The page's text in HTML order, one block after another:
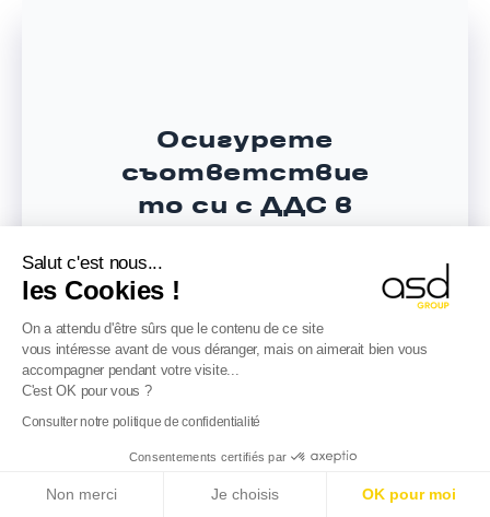
Salut c'est nous...
les Cookies !
On a attendu d'être sûrs que le contenu de ce site
vous intéresse avant de vous déranger, mais on aimerait bien vous
accompagner pendant votre visite...
C'est OK pour vous ?
Consulter notre politique de confidentialité
Consentements certifiés par
Non merci Je choisis OK pour moi
Осигурете
съответствие
то си с ДДС в
Предвидете рисковете чрез
одит на ДДС
и анализ на
вашите фактуриращи потоци.
Възползвайте се от
специалистите от ASD Group,
за да структурирате и
обезпечите дейността си в
Електронно отчитане във Франция от 01.09.2026
Научете повече